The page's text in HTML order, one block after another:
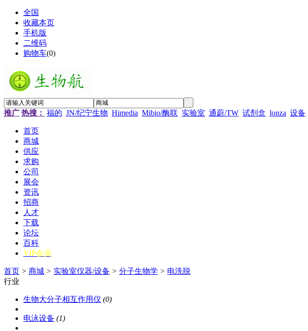
全国
收藏本页
手机版
二维码
购物车(0)
推广 热搜： 福的 JN/纪宁生物 Himedia Mibio/酶联 实验室 通蔚/TW 试剂盒 lonza 设备
首页
商城
供应
求购
公司
展会
资讯
招商
人才
下载
论坛
百科
VIP会员
首页 > 商城 > 实验室仪器/设备 > 分子生物学 > 电洗脱
行业
生物大分子相互作用仪 (0)
电泳设备 (1)